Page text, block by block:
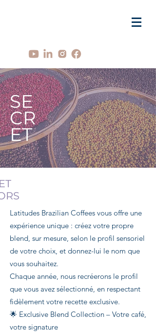
SE
CR
ET
Latitudes Brazilian Coffees vous offre une
expérience unique : créez votre propre
blend, sur mesure, selon le profil sensoriel
de votre choix, et donnez-lui le nom que
vous souhaitez.
Chaque année, nous recréerons le profil
que vous avez sélectionné, en respectant
fidèlement votre recette exclusive.
🌟 Exclusive Blend Collection – Votre café,
votre signature